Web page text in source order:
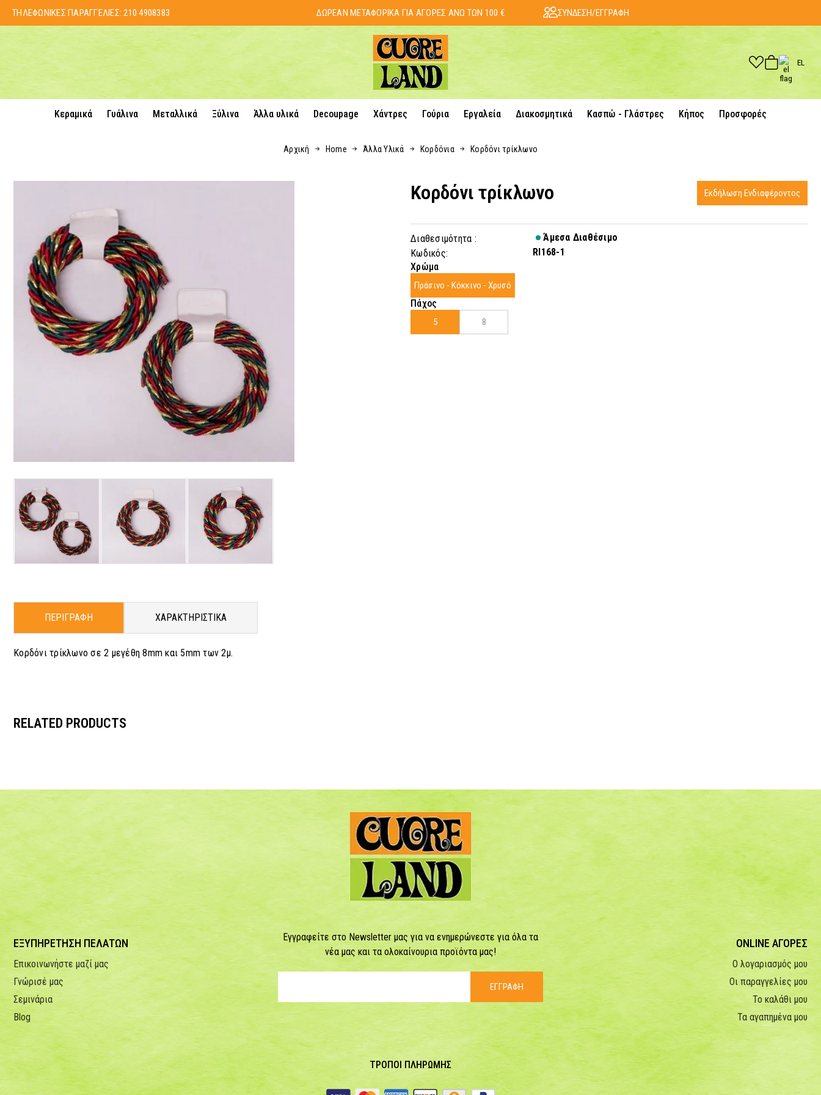
ΤΗΛΕΦΩΝΙΚΕΣ ΠΑΡΑΓΓΕΛΙΕΣ:210 4908383 ΔΩΡΕΑΝ ΜΕΤΑΦΟΡΙΚΑ ΓΙΑ ΑΓΟΡΕΣ ΑΝΩ ΤΩΝ 100 € ΣΥΝΔΕΣΗ/ΕΓΓΡΑΦΗ
EL
Κεραμικά Γυάλινα Μεταλλικά Ξύλινα Άλλα υλικά Decoupage Χάντρες Γούρια Εργαλεία Διακοσμητικά Κασπώ - Γλάστρες Κήπος Προσφορές
Αρχική Home Άλλα Υλικά Κορδόνια Κορδόνι τρίκλωνο
Κορδόνι τρίκλωνο
Διαθεσιμότητα :
Άμεσα Διαθέσιμο
Κωδικός:
RI168-1
Χρώμα
Πράσινο - Κόκκινο - Χρυσό
Πάχος
5 8
ΠΕΡΙΓΡΑΦΗ ΧΑΡΑΚΤΗΡΙΣΤΙΚΑ
Κορδόνι τρίκλωνο σε 2 μεγέθη 8mm και 5mm των 2μ.
Εκδήλωση Ενδιαφέροντος
RELATED PRODUCTS
ΕΞΥΠΗΡΕΤΗΣΗ ΠΕΛΑΤΩΝ
Επικοινωνήστε μαζί μας
Γνώρισέ μας
Σεμινάρια
Blog
Εγγραφείτε στο Newsletter μας για να ενημερώνεστε για όλα τα
νέα μας και τα ολοκαίνουρια προϊόντα μας!
ΕΓΓΡΑΦΗ
ONLINE ΑΓΟΡΕΣ
Ο λογαριασμός μου
Οι παραγγελίες μου
Το καλάθι μου
Τα αγαπημένα μου
ΤΡΟΠΟΙ ΠΛΗΡΩΜΗΣ